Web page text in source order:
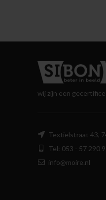
wij zijn een
Textielstraat 43,
Tel: 053 - 57 290
info@moire.nl